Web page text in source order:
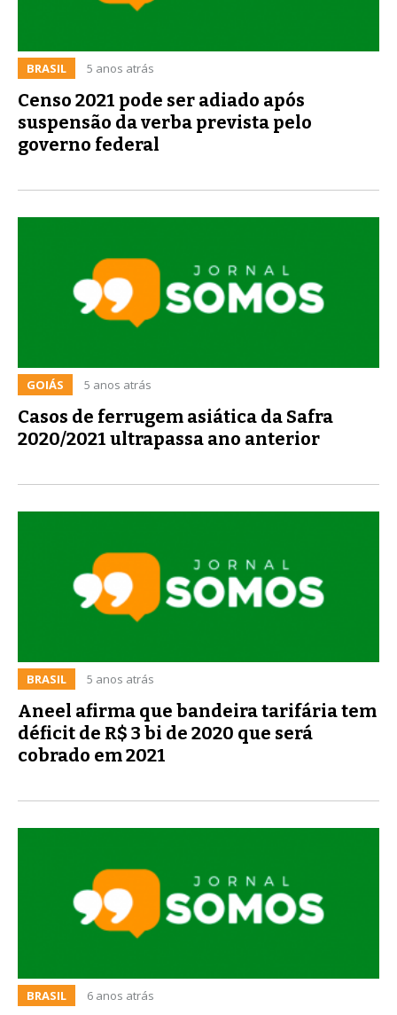
BRASIL 5 anos atrás
Censo 2021 pode ser adiado após
suspensão da verba prevista pelo
governo federal
GOIÁS 5 anos atrás
Casos de ferrugem asiática da Safra
2020/2021 ultrapassa ano anterior
BRASIL 5 anos atrás
Aneel afirma que bandeira tarifária tem
déficit de R$ 3 bi de 2020 que será
cobrado em 2021
BRASIL 6 anos atrás